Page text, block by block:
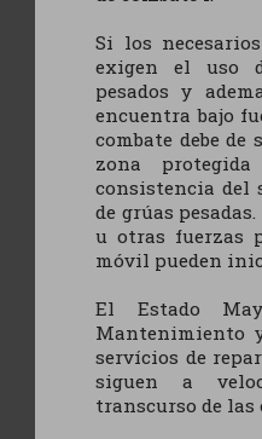
Si los
exigen el uso
pesados y
encuentra bajo
combate debe de
zona
consistencia del
de grúas
u otras fuerzas
móvil pueden
El Estado
Mantenimiento
servícios de
siguen a
transcurso de las